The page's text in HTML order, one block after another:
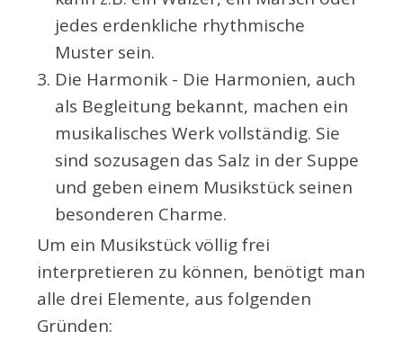
jedes erdenkliche rhythmische
Muster sein.
Die Harmonik - Die Harmonien, auch
als Begleitung bekannt, machen ein
musikalisches Werk vollständig. Sie
sind sozusagen das Salz in der Suppe
und geben einem Musikstück seinen
besonderen Charme.
Um ein Musikstück völlig frei
interpretieren zu können, benötigt man
alle drei Elemente, aus folgenden
Gründen: